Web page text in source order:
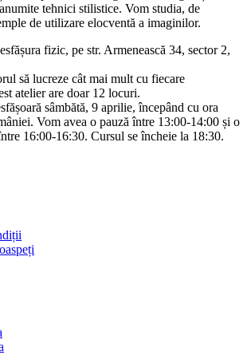
tehnici stilistice. Vom studia, de
de utilizare elocventă a imaginilor.
fizic, pe str. Armenească 34, sector 2,
să lucreze cât mai mult cu fiecare
atelier are doar 12 locuri.
sâmbătă, 9 aprilie, începând cu ora
Vom avea o pauză între 13:00-14:00 și o
16:00-16:30. Cursul se încheie la 18:30.